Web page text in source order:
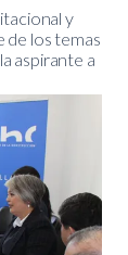
y
los temas
aspirante a